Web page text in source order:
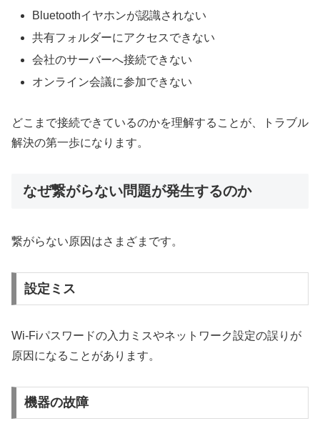
Bluetoothイヤホンが認識されない
共有フォルダーにアクセスできない
会社のサーバーへ接続できない
オンライン会議に参加できない
どこまで接続できているのかを理解することが、トラブル
解決の第一歩になります。
なぜ繋がらない問題が発生するのか
繋がらない原因はさまざまです。
設定ミス
Wi-Fiパスワードの入力ミスやネットワーク設定の誤りが
原因になることがあります。
機器の故障